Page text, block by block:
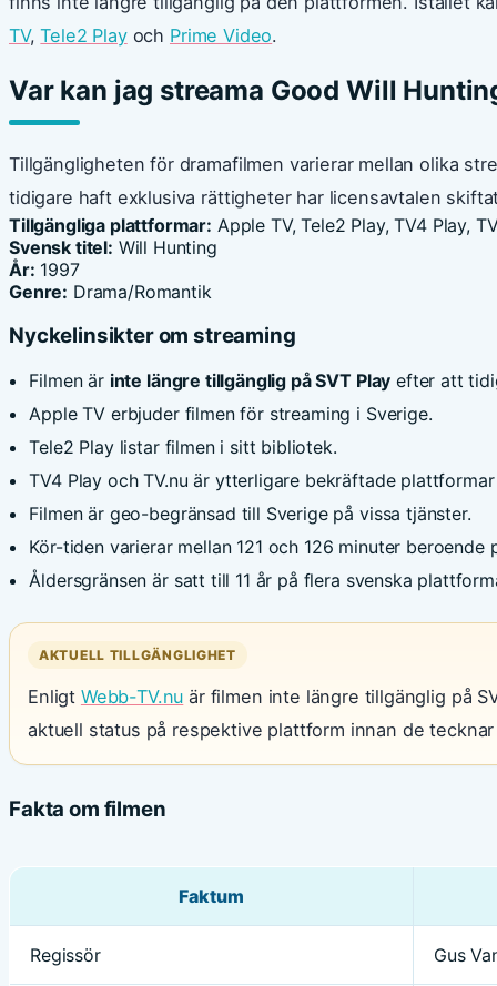
TV,Tele2 Playoch Prime Video.
Var kan jag streama Good Will
Tillgängligheten för dramafilmen varierar mellan olika
tidigare haft exklusiva rättigheter har licensavtalen
Tillgängliga plattformar: Apple TV, Tele2 Play, TV4 Play,
Svensk titel: Will Hunting
År: 1997
Genre: Drama/Romantik
Nyckelinsikter om streaming
Filmen är inte längre tillgänglig på SVT Play efter att
Apple TV erbjuder filmen för streaming i Sverige.
Tele2 Play listar filmen i sitt bibliotek.
TV4 Play och TV.nu är ytterligare bekräftade
Filmen är geo-begränsad till Sverige på vissa tjänster.
Kör-tiden varierar mellan 121 och 126 minuter beroende
Åldersgränsen är satt till 11 år på flera svenska
AKTUELL TILLGÄNGLIGHET
Enligt Webb-TV.nu är filmen inte längre tillgänglig på
aktuell status på respektive plattform innan de
Fakta om filmen
Faktum
Regissör Gus